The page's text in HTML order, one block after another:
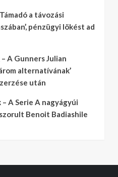
a távozási
pénzügyi lökést ad
A Gunners Julian
alternatívának’
után
A Serie A nagyágyúi
Benoit Badiashile